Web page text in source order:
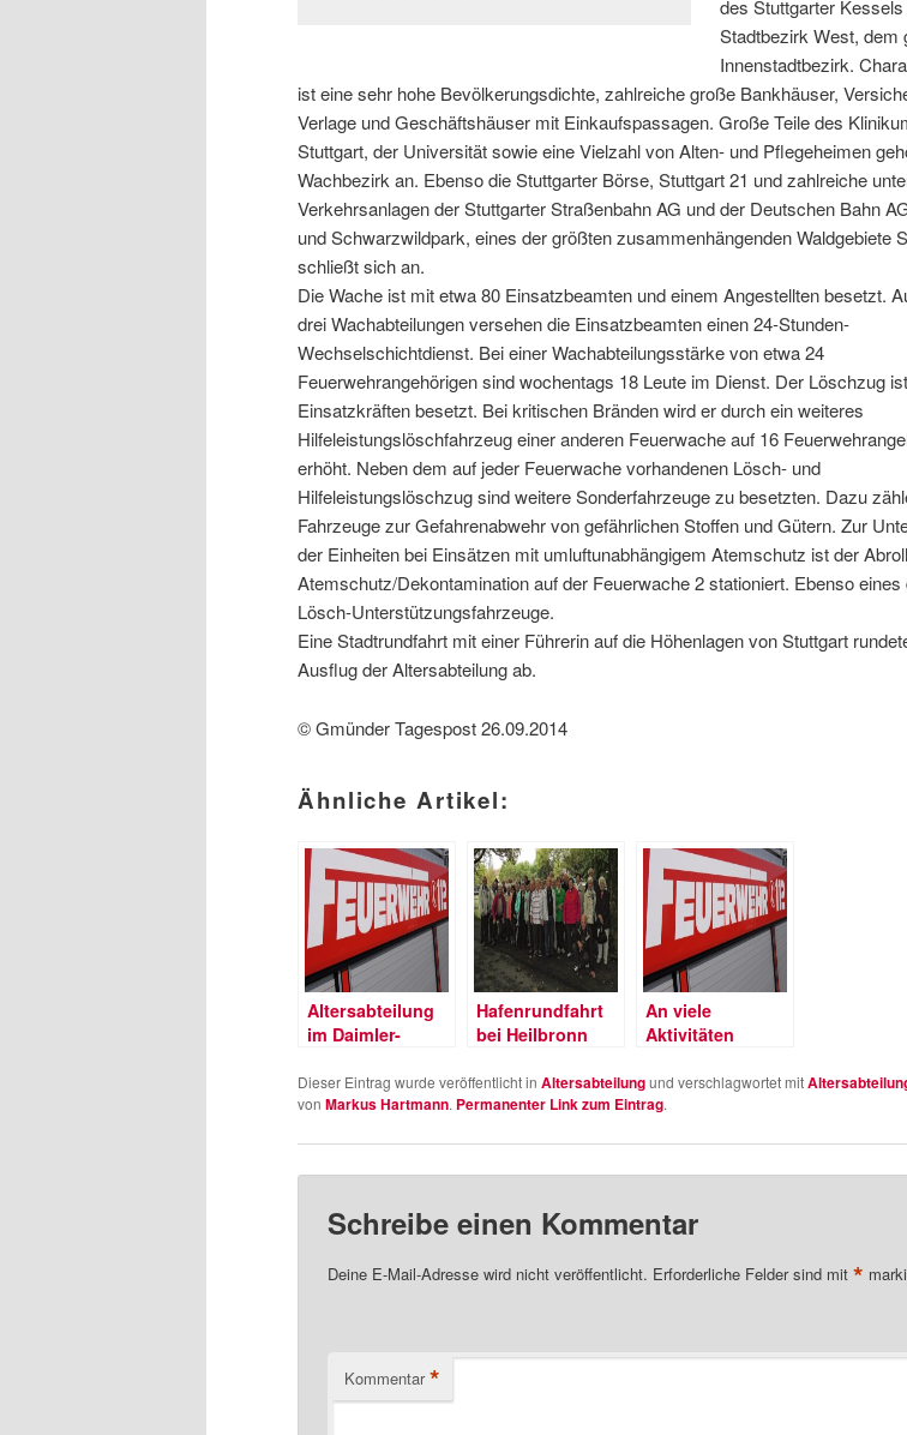
des Stuttgarter
Stadtbezirk West, dem
Innenstadtbezirk.
ist eine sehr hohe Bevölkerungsdichte, zahlreiche große Bankhäuser,
Verlage und Geschäftshäuser mit Einkaufspassagen. Große Teile des
Stuttgart, der Universität sowie eine Vielzahl von Alten- und Pflegeheimen
Wachbezirk an. Ebenso die Stuttgarter Börse, Stuttgart 21 und zahlreiche
Verkehrsanlagen der Stuttgarter Straßenbahn AG und der Deutschen Bahn
und Schwarzwildpark, eines der größten zusammenhängenden Waldgebiete
schließt sich an.
Die Wache ist mit etwa 80 Einsatzbeamten und einem Angestellten besetzt.
drei Wachabteilungen versehen die Einsatzbeamten einen 24-Stunden-
Wechselschichtdienst. Bei einer Wachabteilungsstärke von etwa 24
Feuerwehrangehörigen sind wochentags 18 Leute im Dienst. Der Löschzug
Einsatzkräften besetzt. Bei kritischen Bränden wird er durch ein weiteres
Hilfeleistungslöschfahrzeug einer anderen Feuerwache auf 16
erhöht. Neben dem auf jeder Feuerwache vorhandenen Lösch- und
Hilfeleistungslöschzug sind weitere Sonderfahrzeuge zu besetzten. Dazu
Fahrzeuge zur Gefahrenabwehr von gefährlichen Stoffen und Gütern. Zur
der Einheiten bei Einsätzen mit umluftunabhängigem Atemschutz ist der
Atemschutz/Dekontamination auf der Feuerwache 2 stationiert. Ebenso eines
Lösch-Unterstützungsfahrzeuge.
Eine Stadtrundfahrt mit einer Führerin auf die Höhenlagen von Stuttgart
Ausflug der Altersabteilung ab.
© Gmünder Tagespost 26.09.2014
Ähnliche Artikel:
Altersabteilung
im Daimler-
Stuttgart
Hafenrundfahrt
bei Heilbronn
An viele
Aktivitäten
Dieser Eintrag wurde veröffentlicht in Altersabteilungund verschlagwortet mit
von Markus Hartmann. Permanenter Link zum Eintrag.
Schreibe einen Kommentar
Deine E-Mail-Adresse wird nicht veröffentlicht. Erforderliche Felder sind mit*
Kommentar *